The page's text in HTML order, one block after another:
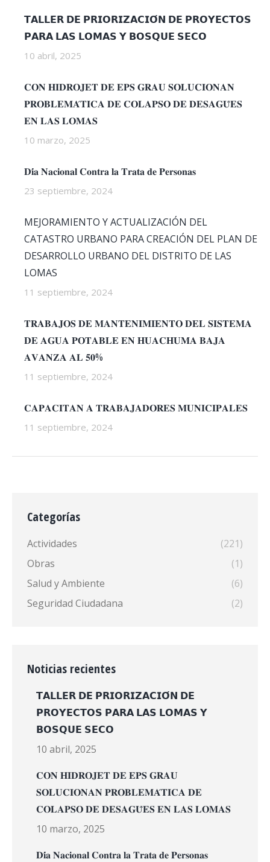
𝗧𝗔𝗟𝗟𝗘𝗥 𝗗𝗘 𝗣𝗥𝗜𝗢𝗥𝗜𝗭𝗔𝗖𝗜𝗢́𝗡 𝗗𝗘 𝗣𝗥𝗢𝗬𝗘𝗖𝗧𝗢𝗦
𝗣𝗔𝗥𝗔 𝗟𝗔𝗦 𝗟𝗢𝗠𝗔𝗦 𝗬 𝗕𝗢𝗦𝗤𝗨𝗘 𝗦𝗘𝗖𝗢
10 abril, 2025
𝐂𝐎𝐍 𝐇𝐈𝐃𝐑𝐎𝐉𝐄𝐓 𝐃𝐄 𝐄𝐏𝐒 𝐆𝐑𝐀𝐔 𝐒𝐎𝐋𝐔𝐂𝐈𝐎𝐍𝐀𝐍
𝐏𝐑𝐎𝐁𝐋𝐄𝐌𝐀́𝐓𝐈𝐂𝐀 𝐃𝐄 𝐂𝐎𝐋𝐀𝐏𝐒𝐎 𝐃𝐄 𝐃𝐄𝐒𝐀𝐆𝐔̈𝐄𝐒
𝐄𝐍 𝐋𝐀𝐒 𝐋𝐎𝐌𝐀𝐒
10 marzo, 2025
𝐃𝐢́𝐚 𝐍𝐚𝐜𝐢𝐨𝐧𝐚𝐥 𝐂𝐨𝐧𝐭𝐫𝐚 𝐥𝐚 𝐓𝐫𝐚𝐭𝐚 𝐝𝐞 𝐏𝐞𝐫𝐬𝐨𝐧𝐚𝐬
23 septiembre, 2024
MEJORAMIENTO Y ACTUALIZACIÓN DEL
CATASTRO URBANO PARA CREACIÓN DEL PLAN DE
DESARROLLO URBANO DEL DISTRITO DE LAS
LOMAS
11 septiembre, 2024
𝐓𝐑𝐀𝐁𝐀𝐉𝐎𝐒 𝐃𝐄 𝐌𝐀𝐍𝐓𝐄𝐍𝐈𝐌𝐈𝐄𝐍𝐓𝐎 𝐃𝐄𝐋 𝐒𝐈𝐒𝐓𝐄𝐌𝐀
𝐃𝐄 𝐀𝐆𝐔𝐀 𝐏𝐎𝐓𝐀𝐁𝐋𝐄 𝐄𝐍 𝐇𝐔𝐀𝐂𝐇𝐔𝐌𝐀 𝐁𝐀𝐉𝐀
𝐀𝐕𝐀𝐍𝐙𝐀 𝐀𝐋 𝟓𝟎%
11 septiembre, 2024
𝐂𝐀𝐏𝐀𝐂𝐈𝐓𝐀𝐍 𝐀 𝐓𝐑𝐀𝐁𝐀𝐉𝐀𝐃𝐎𝐑𝐄𝐒 𝐌𝐔𝐍𝐈𝐂𝐈𝐏𝐀𝐋𝐄𝐒
11 septiembre, 2024
Categorías
Actividades
(221)
Obras
(1)
Salud y Ambiente
(6)
Seguridad Ciudadana
(2)
Noticias recientes
𝗧𝗔𝗟𝗟𝗘𝗥 𝗗𝗘 𝗣𝗥𝗜𝗢𝗥𝗜𝗭𝗔𝗖𝗜𝗢́𝗡 𝗗𝗘
𝗣𝗥𝗢𝗬𝗘𝗖𝗧𝗢𝗦 𝗣𝗔𝗥𝗔 𝗟𝗔𝗦 𝗟𝗢𝗠𝗔𝗦 𝗬
𝗕𝗢𝗦𝗤𝗨𝗘 𝗦𝗘𝗖𝗢
10 abril, 2025
𝐂𝐎𝐍 𝐇𝐈𝐃𝐑𝐎𝐉𝐄𝐓 𝐃𝐄 𝐄𝐏𝐒 𝐆𝐑𝐀𝐔
𝐒𝐎𝐋𝐔𝐂𝐈𝐎𝐍𝐀𝐍 𝐏𝐑𝐎𝐁𝐋𝐄𝐌𝐀́𝐓𝐈𝐂𝐀 𝐃𝐄
𝐂𝐎𝐋𝐀𝐏𝐒𝐎 𝐃𝐄 𝐃𝐄𝐒𝐀𝐆𝐔̈𝐄𝐒 𝐄𝐍 𝐋𝐀𝐒 𝐋𝐎𝐌𝐀𝐒
10 marzo, 2025
𝐃𝐢́𝐚 𝐍𝐚𝐜𝐢𝐨𝐧𝐚𝐥 𝐂𝐨𝐧𝐭𝐫𝐚 𝐥𝐚 𝐓𝐫𝐚𝐭𝐚 𝐝𝐞 𝐏𝐞𝐫𝐬𝐨𝐧𝐚𝐬